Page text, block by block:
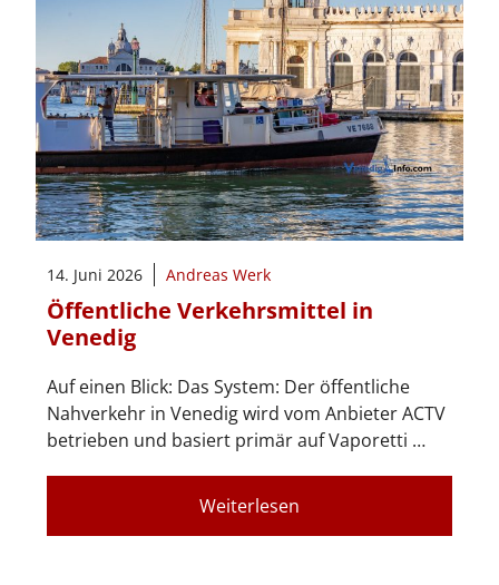
14. Juni 2026 Andreas Werk
Öffentliche Verkehrsmittel in
Venedig
Auf einen Blick: Das System: Der öffentliche
Nahverkehr in Venedig wird vom Anbieter ACTV
betrieben und basiert primär auf Vaporetti …
Weiterlesen